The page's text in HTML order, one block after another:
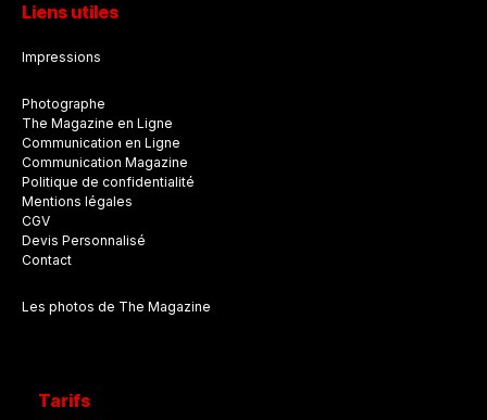
Liens utiles
Impressions
Photographe
The Magazine en Ligne
Communication en Ligne
Communication Magazine
Politique de confidentialité
Mentions légales
CGV
Devis Personnalisé
Contact
Les photos de The Magazine
Tarifs